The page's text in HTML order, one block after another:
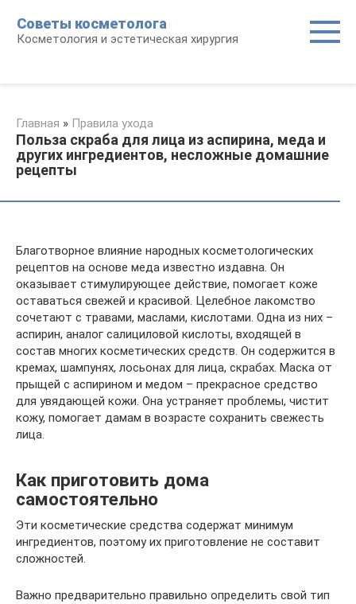
контенту
Советы косметолога
Косметология и эстетическая хирургия
Главная » Правила ухода
Польза скраба для лица из аспирина, меда и
других ингредиентов, несложные домашние
рецепты
Благотворное влияние народных косметологических
рецептов на основе меда известно издавна. Он
оказывает стимулирующее действие, помогает коже
оставаться свежей и красивой. Целебное лакомство
сочетают с травами, маслами, кислотами. Одна из них –
аспирин, аналог салициловой кислоты, входящей в
состав многих косметических средств. Он содержится в
кремах, шампунях, лосьонах для лица, скрабах. Маска от
прыщей с аспирином и медом – прекрасное средство
для увядающей кожи. Она устраняет проблемы, чистит
кожу, помогает дамам в возрасте сохранить свежесть
лица.
Как приготовить дома
самостоятельно
Эти косметические средства содержат минимум
ингредиентов, поэтому их приготовление не составит
сложностей.
Важно предварительно правильно определить свой тип